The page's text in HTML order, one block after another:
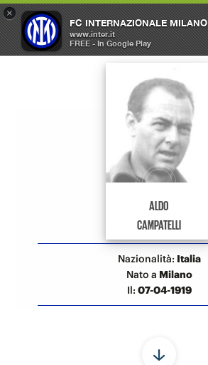
×
FC INTERNAZIONALE MILANO
www.inter.it
FREE - In Google Play
OPEN
MENU
Allenatori Inter
ALDO
CAMPATELLI
Nazionalità: Italia
Nato a Milano
Il: 07-04-1919